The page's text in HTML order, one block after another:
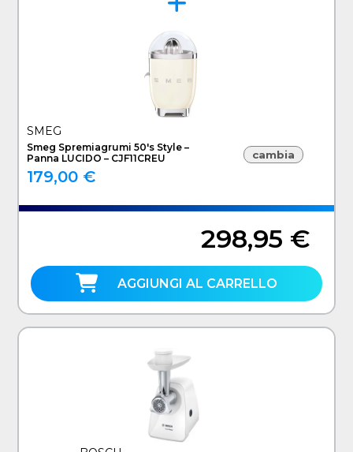
SMEG
Smeg Spremiagrumi 50's Style –
Panna LUCIDO – CJF11CREU
179,00 €
cambia
298,95 €
AGGIUNGI AL CARRELLO